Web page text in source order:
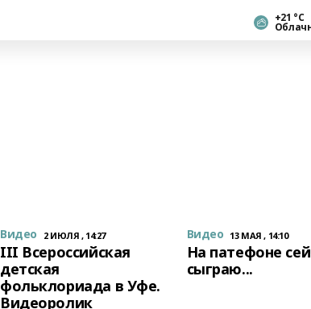
+21 °С
Видео 2 ИЮЛЯ , 14:27
III Всероссийская
детская
фольклориада в Уфе.
Видеоролик
Видео 13 МАЯ , 14:10
На патефоне
сыграю...